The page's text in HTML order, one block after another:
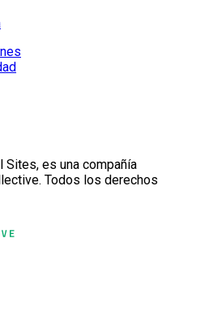
Sites, es una compañía
Todos los derechos